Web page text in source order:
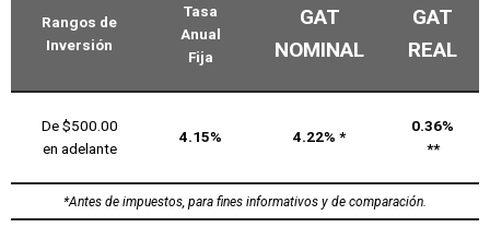
Rangos de
Inversión
Tasa
Anual
Fija
GAT
NOMINAL
GAT
REAL
De $500.00
en adelante
4.15% 4.22% *
0.36%
**
*Antes de impuestos, para fines informativos y de comparación.